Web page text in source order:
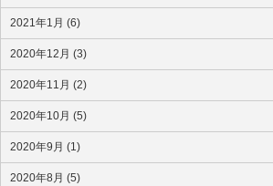
2021年1月 (6)
2020年12月 (3)
2020年11月 (2)
2020年10月 (5)
2020年9月 (1)
2020年8月 (5)